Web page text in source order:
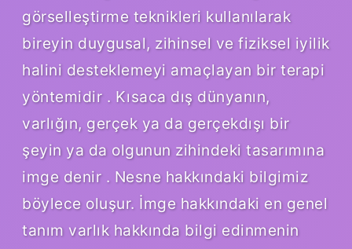
görselleştirme teknikleri kullanılarak
bireyin duygusal, zihinsel ve fiziksel iyilik
halini desteklemeyi amaçlayan bir terapi
yöntemidir . Kısaca dış dünyanın,
varlığın, gerçek ya da gerçekdışı bir
şeyin ya da olgunun zihindeki tasarımına
imge denir . Nesne hakkındaki bilgimiz
böylece oluşur. İmge hakkındaki en genel
tanım varlık hakkında bilgi edinmenin